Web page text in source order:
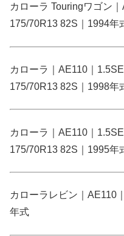
カローラ Touringワゴン
175/70R13 82S｜1994年
カローラ｜AE110｜
175/70R13 82S｜1998年
カローラ｜AE110｜
175/70R13 82S｜1995年
カローラレビン｜AE110
年式